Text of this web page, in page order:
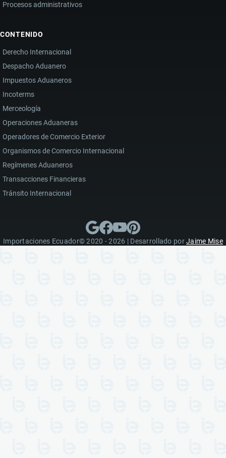
Procesos administrativos
CONTENIDO
Derecho Internacional
Despacho Aduanero
Impuestos Aduaneros
Incoterms
Merceología
Operaciones Aduaneras
Operadores de Comercio Exterior
Organismos de Comercio Internacional
Regímenes Aduaneros
Transacciones Financieras
Tránsito Internacional
Importaciones Ecuador© 2020 - 2026 | Desarrollado porJaime Mise